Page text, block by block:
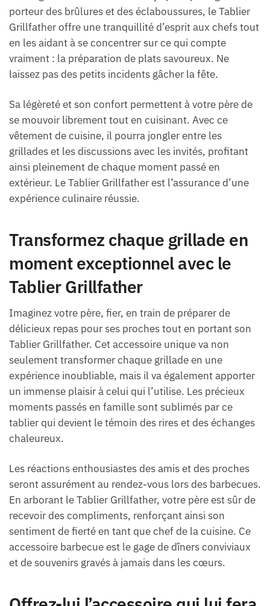
porteur des brûlures et des éclaboussures, le Tablier
Grillfather offre une tranquillité d’esprit aux chefs tout
en les aidant à se concentrer sur ce qui compte
vraiment : la préparation de plats savoureux. Ne
laissez pas des petits incidents gâcher la fête.
Sa légèreté et son confort permettent à votre père de
se mouvoir librement tout en cuisinant. Avec ce
vêtement de cuisine, il pourra jongler entre les
grillades et les discussions avec les invités, profitant
ainsi pleinement de chaque moment passé en
extérieur. Le Tablier Grillfather est l’assurance d’une
expérience culinaire réussie.
Transformez chaque grillade en
moment exceptionnel avec le
Tablier Grillfather
Imaginez votre père, fier, en train de préparer de
délicieux repas pour ses proches tout en portant son
Tablier Grillfather. Cet accessoire unique va non
seulement transformer chaque grillade en une
expérience inoubliable, mais il va également apporter
un immense plaisir à celui qui l’utilise. Les précieux
moments passés en famille sont sublimés par ce
tablier qui devient le témoin des rires et des échanges
chaleureux.
Les réactions enthousiastes des amis et des proches
seront assurément au rendez-vous lors des barbecues.
En arborant le Tablier Grillfather, votre père est sûr de
recevoir des compliments, renforçant ainsi son
sentiment de fierté en tant que chef de la cuisine. Ce
accessoire barbecue est le gage de dîners conviviaux
et de souvenirs gravés à jamais dans les cœurs.